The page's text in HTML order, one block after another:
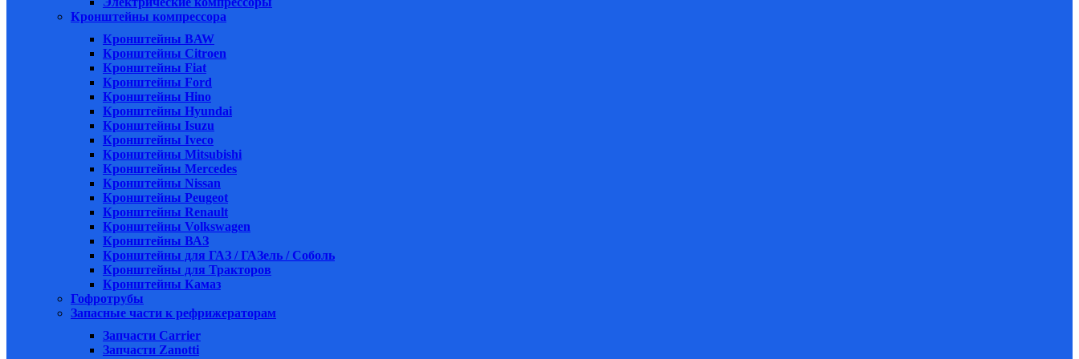
Кронштейны компрессора
Кронштейны BAW
Кронштейны Citroen
Кронштейны Fiat
Кронштейны Ford
Кронштейны Hino
Кронштейны Hyundai
Кронштейны Isuzu
Кронштейны Iveco
Кронштейны Mitsubishi
Кронштейны Mеrcedes
Кронштейны Nissan
Кронштейны Peugeot
Кронштейны Renault
Кронштейны Volkswagen
Кронштейны ВАЗ
Кронштейны для ГАЗ / ГАЗель / Соболь
Кронштейны для Тракторов
Кронштейны Камаз
Гофротрубы
Запасные части к рефрижераторам
Запчасти Carrier
Запчасти Zanotti